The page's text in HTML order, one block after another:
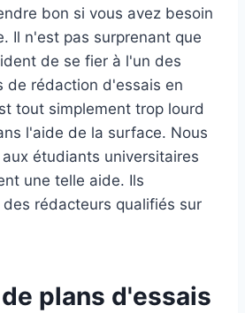
bon si vous avez besoin
Il n'est pas surprenant que
de se fier à l'un des
de rédaction d'essais en
tout simplement trop lourd
l'aide de la surface. Nous
étudiants universitaires
une telle aide. Ils
rédacteurs qualifiés sur
plans d'essais